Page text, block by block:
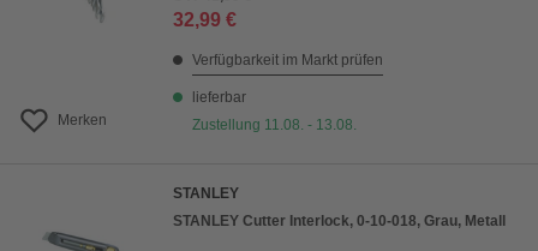
Merken
32,99 €
Verfügbarkeit im Markt prüfen
lieferbar
Zustellung 11.08. - 13.08.
STANLEY
STANLEY Cutter Interlock, 0-10-018, Grau, Metall